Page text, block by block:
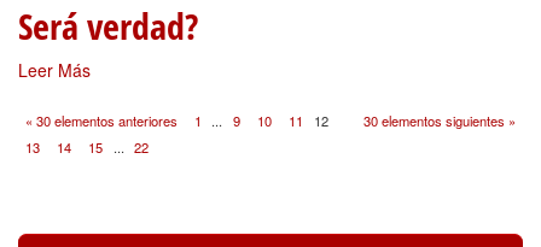
Será verdad?
Leer Más
« 30 elementos anteriores 30 elementos siguientes »
1 ... 9 10 11
12
13
14 15 ... 22